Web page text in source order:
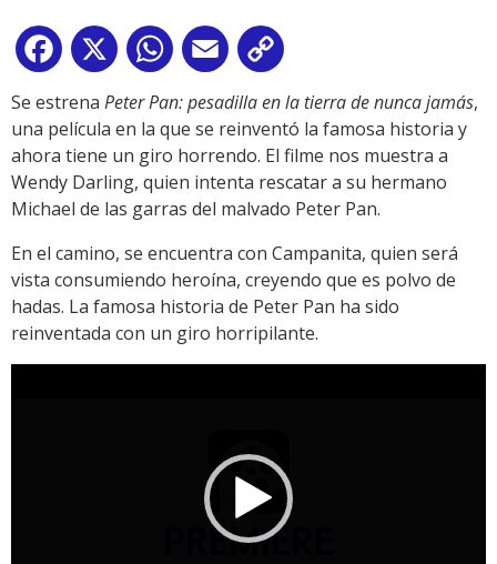
Facebook
X WhatsApp
Email
Link
Se estrena Peter Pan: pesadilla en la tierra de nunca jamás,
una película en la que se reinventó la famosa historia y
ahora tiene un giro horrendo. El filme nos muestra a
Wendy Darling, quien intenta rescatar a su hermano
Michael de las garras del malvado Peter Pan.
En el camino, se encuentra con Campanita, quien será
vista consumiendo heroína, creyendo que es polvo de
hadas. La famosa historia de Peter Pan ha sido
reinventada con un giro horripilante.